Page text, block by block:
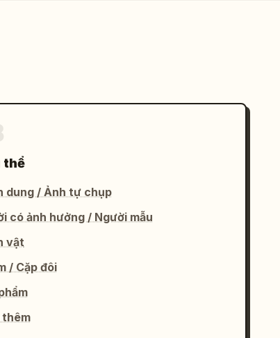
thể
dung / Ảnh tự chụp
có ảnh hưởng / Người mẫu
vật
/ Cặp đôi
thêm